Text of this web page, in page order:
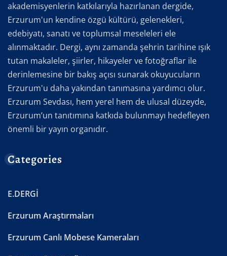
akademisyenlerin katkılarıyla hazırlanan dergide,
Erzurum'un kendine özgü kültürü, gelenekleri,
edebiyatı, sanatı ve toplumsal meseleleri ele
alınmaktadır. Dergi, aynı zamanda şehrin tarihine ışık
tutan makaleler, şiirler, hikayeler ve fotoğraflar ile
derinlemesine bir bakış açısı sunarak okuyucuların
Erzurum'u daha yakından tanımasına yardımcı olur.
Erzurum Sevdası, hem yerel hem de ulusal düzeyde,
Erzurum’un tanıtımına katkıda bulunmayı hedefleyen
önemli bir yayın organıdır.
Categories
E.DERGİ
Erzurum Araştırmaları
Erzurum Canlı Mobese Kameraları